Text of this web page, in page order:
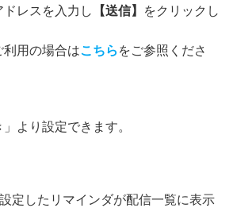
レスを入力し 【送信】 をクリックし
用の場合はこちら をご参照くださ
より設定できます。
定したリマインダが配信一覧に表示